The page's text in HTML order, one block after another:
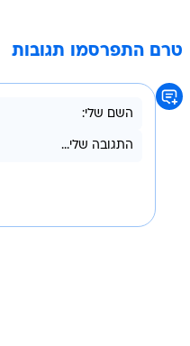
טרם התפרסמו תגובות